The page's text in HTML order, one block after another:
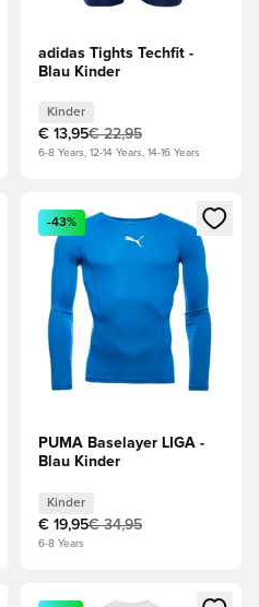
adidas Tights Techfit -
Blau Kinder
Kinder
€ 13,95€ 22,95
6-8 Years, 12-14 Years, 14-16 Years
oder Registrieren als
Öffnet ein Fenster zum
-43%
PUMA Baselayer LIGA -
Blau Kinder
Kinder
€ 19,95€ 34,95
6-8 Years
oder Registrieren als
Öffnet ein Fenster zum